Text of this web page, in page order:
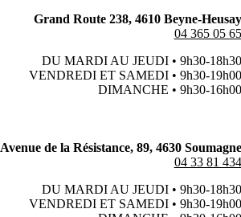
Grand Route 238, 4610 Beyne-Heusay
04 365 05 65
DU MARDI AU JEUDI • 9h30-18h30
VENDREDI ET SAMEDI • 9h30-19h00
DIMANCHE • 9h30-16h00
Avenue de la Résistance, 89, 4630 Soumagne
04 33 81 434
DU MARDI AU JEUDI • 9h30-18h30
VENDREDI ET SAMEDI • 9h30-19h00